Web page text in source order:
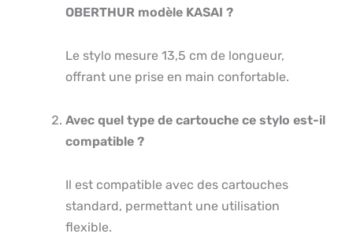
OBERTHUR modèle KASAI ?
Le stylo mesure 13,5 cm de longueur,
offrant une prise en main confortable.
Avec quel type de cartouche ce stylo est-il
compatible ?
Il est compatible avec des cartouches
standard, permettant une utilisation
flexible.